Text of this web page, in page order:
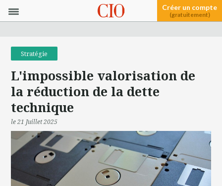
Créer un compte
(gratuitement)
Stratégie
L'impossible valorisation de
la réduction de la dette
technique
le 21 Juillet 2025